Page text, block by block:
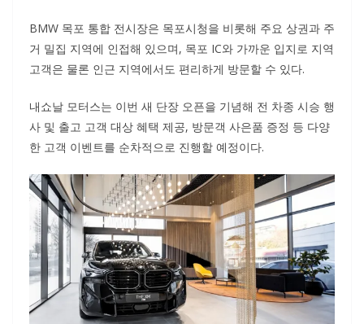
BMW 목포 통합 전시장은 목포시청을 비롯해 주요 상권과 주
거 밀집 지역에 인접해 있으며, 목포 IC와 가까운 입지로 지역
고객은 물론 인근 지역에서도 편리하게 방문할 수 있다.
내쇼날 모터스는 이번 새 단장 오픈을 기념해 전 차종 시승 행
사 및 출고 고객 대상 혜택 제공, 방문객 사은품 증정 등 다양
한 고객 이벤트를 순차적으로 진행할 예정이다.